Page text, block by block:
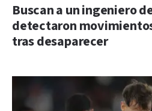
Buscan a un ingeniero
detectaron
tras desaparecer